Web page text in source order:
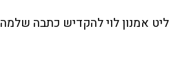
אמנון לוי להקדיש כתבה שלמה